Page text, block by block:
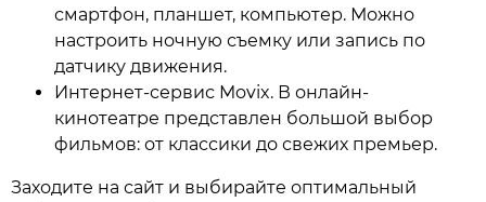
смартфон, планшет, компьютер. Можно
настроить ночную съемку или запись по
датчику движения.
Интернет-сервис Movix. В онлайн-
кинотеатре представлен большой выбор
фильмов: от классики до свежих премьер.
Заходите на сайт и выбирайте оптимальный